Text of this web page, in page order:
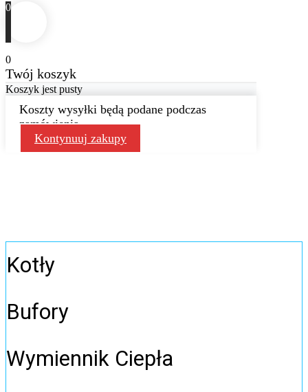
0
0
Twój koszyk
Koszyk jest pusty
Koszty wysyłki będą podane podczas
zamówienia
Kontynuuj zakupy
Kotły
Bufory
Wymiennik Ciepła